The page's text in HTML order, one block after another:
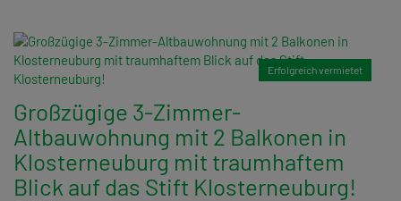
Erfolgreich vermietet
Großzügige 3-Zimmer-
Altbauwohnung mit 2 Balkonen in
Klosterneuburg mit traumhaftem
Blick auf das Stift Klosterneuburg!